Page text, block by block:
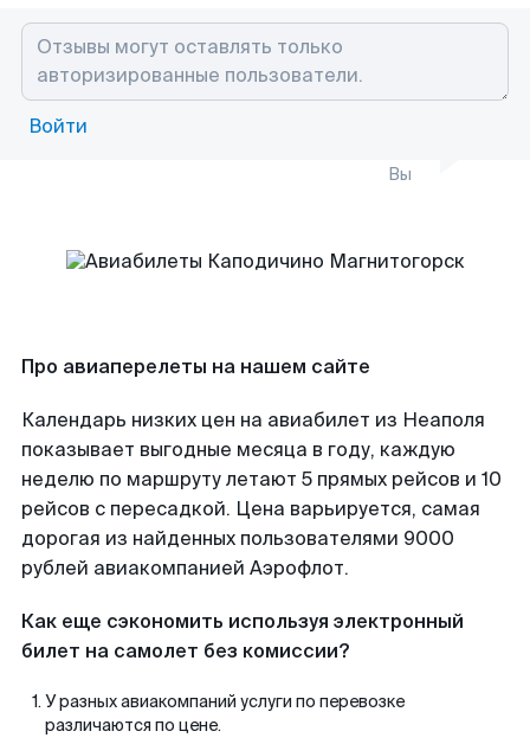
Войти
Вы
Про авиаперелеты на нашем сайте
Календарь низких цен на авиабилет из Неаполя
показывает выгодные месяца в году, каждую
неделю по маршруту летают 5 прямых рейсов и 10
рейсов с пересадкой. Цена варьируется, самая
дорогая из найденных пользователями 9000
рублей авиакомпанией Аэрофлот.
Как еще сэкономить используя электронный
билет на самолет без комиссии?
У разных авиакомпаний услуги по перевозке
различаются по цене.